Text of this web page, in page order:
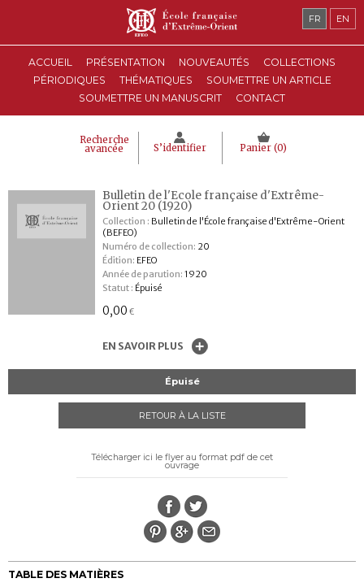
ACCUEIL PRÉSENTATION NOUVEAUTÉS
COLLECTIONS
PÉRIODIQUES
THÉMATIQUES
SOUMETTRE UN ARTICLE
SOUMETTRE UN MANUSCRIT
CONTACT
Recherche
avancée S’identifier Panier (0)
FR EN
Bulletin de l'Ecole française d'Extrême-
Orient 20 (1920)
Collection : Bulletin de l'École française d'Extrême-Orient
(BEFEO)
Numéro de collection: 20
Édition: EFEO
Année de parution: 1920
Statut : Épuisé
0,00 €
EN SAVOIR PLUS
Épuisé
RETOUR À LA LISTE
Télécharger ici le flyer au format pdf de cet
ouvrage
TABLE DES MATIÈRES